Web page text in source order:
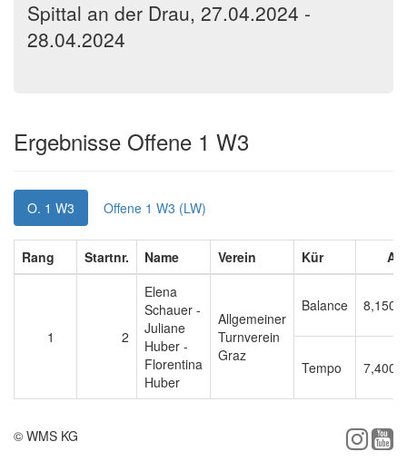
Spittal an der Drau, 27.04.2024 -
28.04.2024
Ergebnisse Offene 1 W3
O. 1 W3 Offene 1 W3 (LW)
Rang Startnr. Name Verein Kür A
1 2
Elena
Schauer -
Juliane
Huber -
Florentina
Huber
Allgemeiner
Turnverein
Graz
Balance 8,150
Tempo 7,400
© WMS KG